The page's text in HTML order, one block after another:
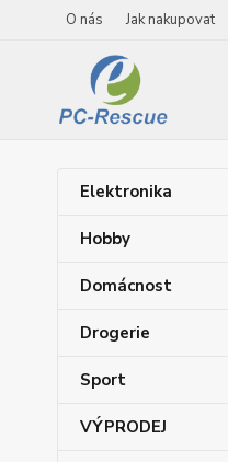
O nás Jak nakupovat
Elektronika
Hobby
Domácnost
Drogerie
Sport
VÝPRODEJ